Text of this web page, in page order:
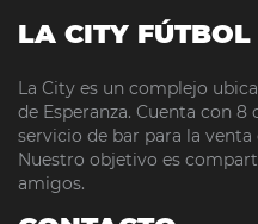
LA CITY FÚTBOL
La City es un complejo
de Esperanza. Cuenta con 8
servicio de bar para la
Nuestro objetivo es
amigos.